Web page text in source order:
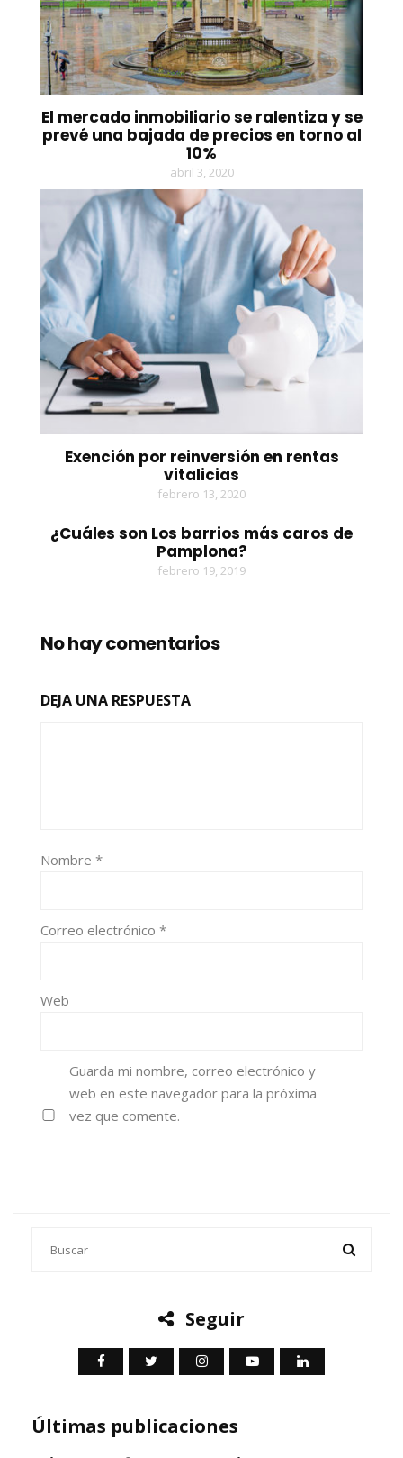
El mercado inmobiliario se ralentiza y se
prevé una bajada de precios en torno al
10%
abril 3, 2020
Exención por reinversión en rentas
vitalicias
febrero 13, 2020
¿Cuáles son Los barrios más caros de
Pamplona?
febrero 19, 2019
No hay comentarios
DEJA UNA RESPUESTA
Nombre *
Correo electrónico *
Web
Guarda mi nombre, correo electrónico y
web en este navegador para la próxima
vez que comente.
Seguir
Últimas publicaciones